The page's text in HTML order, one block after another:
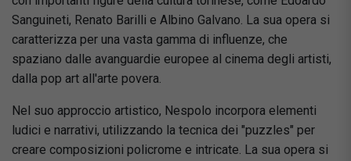
Sanguineti, Renato Barilli e Albino Galvano. La sua opera si
caratterizza per una vasta gamma di influenze, che
spaziano dalle avanguardie europee al cinema degli artisti,
dalla pop art all'arte povera.
Nel suo approccio artistico, Nespolo incorpora elementi
ludici e narrativi, utilizzando la tecnica dei "puzzles" per
creare composizioni policrome e intricate. La sua opera si